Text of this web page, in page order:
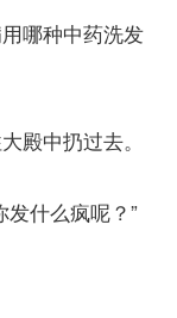
哪种中药洗发
殿中扔过去。
发什么疯呢？”